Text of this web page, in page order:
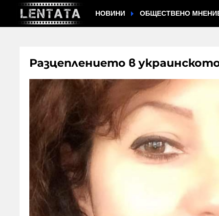
НОВИНИ ОБЩЕСТВЕНО
Разцеплението в